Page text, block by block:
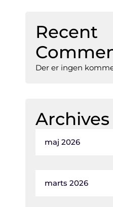
Recent
Der er ingen
Archives
maj 2026
marts 2026